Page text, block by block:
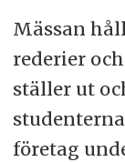
Mässan
rederier
ställer ut
företag